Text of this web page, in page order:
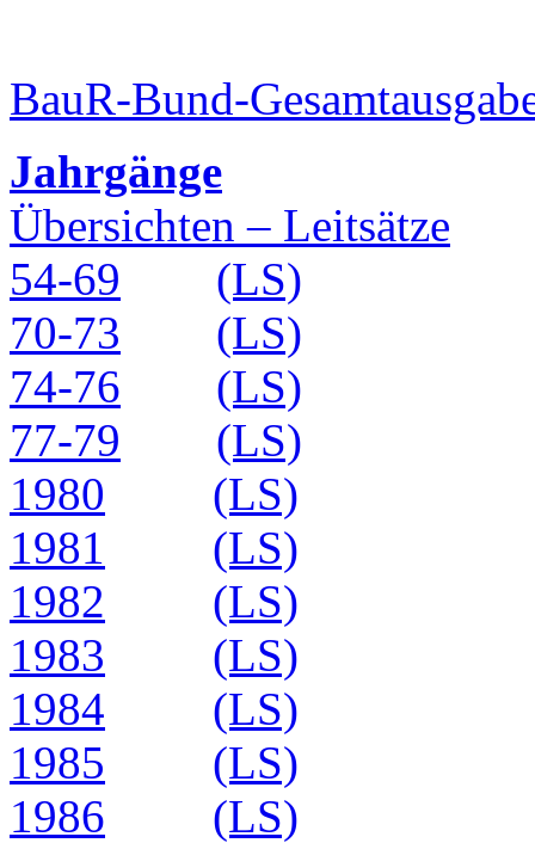
BauR-Bund-
Jahrgänge
Übersichten – Leitsätze
54-69
(LS)
70-73
(LS)
74-76
(LS)
77-79
(LS)
1980
(LS)
1981
(LS)
1982
(LS)
1983
(LS)
1984
(LS)
1985
(LS)
1986
(LS)